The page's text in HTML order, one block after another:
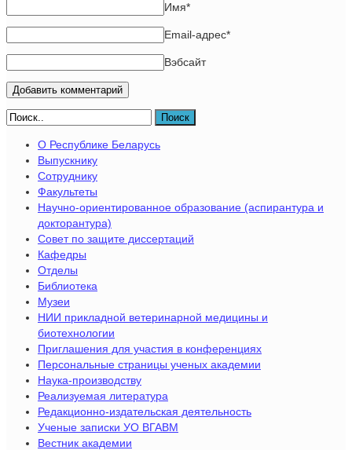
Имя*
Email-адрес*
Вэбсайт
Поиск
О Республике Беларусь
Выпускнику
Сотруднику
Факультеты
Научно-ориентированное образование (аспирантура и
докторантура)
Совет по защите диссертаций
Кафедры
Отделы
Библиотека
Музеи
НИИ прикладной ветеринарной медицины и
биотехнологии
Приглашения для участия в конференциях
Персональные страницы ученых академии
Наука-производству
Реализуемая литература
Редакционно-издательская деятельность
Ученые записки УО ВГАВМ
Вестник академии